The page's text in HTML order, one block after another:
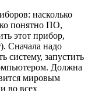
насколько
понятно ПО,
этот прибор,
Сначала надо
систему, запустить
Должна
мировым
во всех